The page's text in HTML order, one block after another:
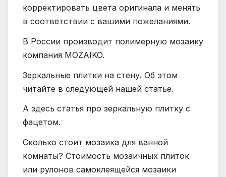
корректировать цвета оригинала и менять
в соответствии с вашими пожеланиями.
В России производит полимерную мозаику
компания MOZAIKO.
Зеркальные плитки на стену. Об этом
читайте в следующей нашей статье.
А здесь статья про зеркальную плитку с
фацетом.
Сколько стоит мозаика для ванной
комнаты? Стоимость мозаичных плиток
или рулонов самоклеящейся мозаики